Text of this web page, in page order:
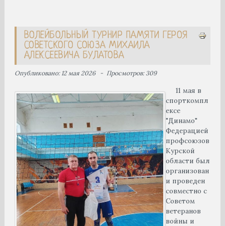
ВОЛЕЙБОЛЬНЫЙ ТУРНИР ПАМЯТИ ГЕРОЯ
СОВЕТСКОГО СОЮЗА МИХАИЛА
АЛЕКСЕЕВИЧА БУЛАТОВА
Опубликовано: 12 мая 2026 Просмотров: 309
11 мая в
спорткомпл
ексе
"Динамо"
Федерацией
профсоюзов
Курской
области был
организован
и проведен
совместно с
Советом
ветеранов
войны и